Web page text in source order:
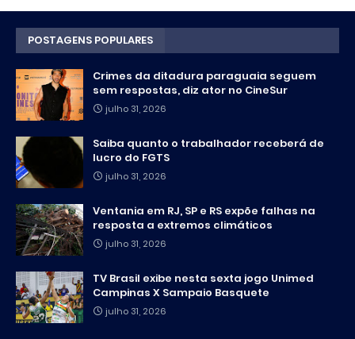
POSTAGENS POPULARES
Crimes da ditadura paraguaia seguem
sem respostas, diz ator no CineSur
julho 31, 2026
Saiba quanto o trabalhador receberá de
lucro do FGTS
julho 31, 2026
Ventania em RJ, SP e RS expõe falhas na
resposta a extremos climáticos
julho 31, 2026
TV Brasil exibe nesta sexta jogo Unimed
Campinas X Sampaio Basquete
julho 31, 2026